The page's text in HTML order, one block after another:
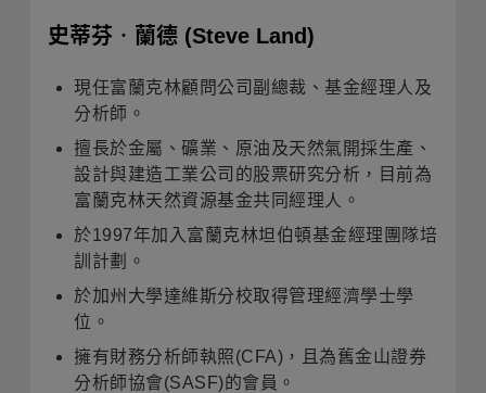
史蒂芬‧蘭德 (Steve Land)
現任富蘭克林顧問公司副總裁、基金經理人及
分析師。
擅長於金屬、礦業、原油及天然氣開採生產、
設計與建造工業公司的股票研究分析，目前為
富蘭克林天然資源基金共同經理人。
於1997年加入富蘭克林坦伯頓基金經理團隊培
訓計劃。
於加州大學達維斯分校取得管理經濟學士學
位。
擁有財務分析師執照(CFA)，且為舊金山證券
分析師協會(SASF)的會員。